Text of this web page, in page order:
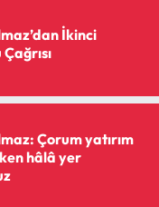
İkinci
Çorum yatırım
hâlâ yer